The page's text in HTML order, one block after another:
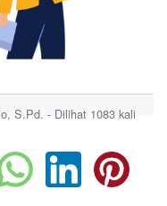
S.Pd. - Dilihat 1083 kali